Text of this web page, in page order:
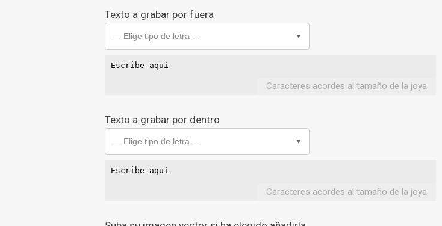
Texto a grabar por fuera
— Elige tipo de letra — ▼
Caracteres acordes al tamaño de la joya
Texto a grabar por dentro
— Elige tipo de letra — ▼
Caracteres acordes al tamaño de la joya